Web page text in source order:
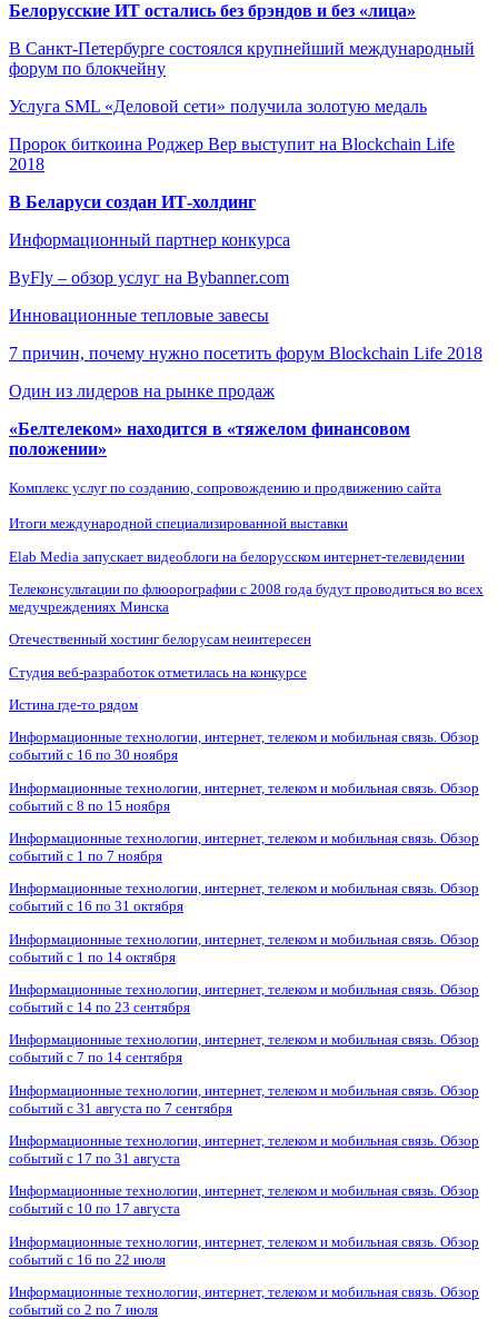
Белорусские ИТ остались без брэндов и без «лица»
В Санкт-Петербурге состоялся крупнейший международный
форум по блокчейну
Услуга SML «Деловой сети» получила золотую медаль
Пророк биткоина Роджер Вер выступит на Blockchain Life
2018
В Беларуси создан ИТ-холдинг
Информационный партнер конкурса
ByFly – обзор услуг на Bybanner.com
Инновационные тепловые завесы
7 причин, почему нужно посетить форум Blockchain Life 2018
Один из лидеров на рынке продаж
«Белтелеком» находится в «тяжелом финансовом
положении»
Комплекс услуг по созданию, сопровождению и продвижению сайта
Итоги международной специализированной выставки
Elab Media запускает видеоблоги на белорусском интернет-телевидении
Телеконсультации по флюорографии с 2008 года будут проводиться во всех
медучреждениях Минска
Отечественный хостинг белорусам неинтересен
Студия веб-разработок отметилась на конкурсе
Истина где-то рядом
Информационные технологии, интернет, телеком и мобильная связь. Обзор
событий с 16 по 30 ноября
Информационные технологии, интернет, телеком и мобильная связь. Обзор
событий с 8 по 15 ноября
Информационные технологии, интернет, телеком и мобильная связь. Обзор
событий с 1 по 7 ноября
Информационные технологии, интернет, телеком и мобильная связь. Обзор
событий с 16 по 31 октября
Информационные технологии, интернет, телеком и мобильная связь. Обзор
событий с 1 по 14 октября
Информационные технологии, интернет, телеком и мобильная связь. Обзор
событий с 14 по 23 сентября
Информационные технологии, интернет, телеком и мобильная связь. Обзор
событий с 7 по 14 сентября
Информационные технологии, интернет, телеком и мобильная связь. Обзор
событий с 31 августа по 7 сентября
Информационные технологии, интернет, телеком и мобильная связь. Обзор
событий с 17 по 31 августа
Информационные технологии, интернет, телеком и мобильная связь. Обзор
событий с 10 по 17 августа
Информационные технологии, интернет, телеком и мобильная связь. Обзор
событий с 16 по 22 июля
Информационные технологии, интернет, телеком и мобильная связь. Обзор
событий со 2 по 7 июля